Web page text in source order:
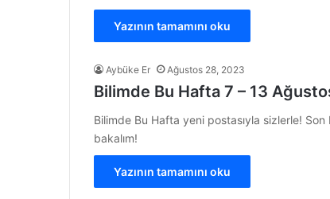
Yazının tamamını oku
Aybüke Er Ağustos 28, 2023
Bilimde Bu Hafta 7 – 13
Bilimde Bu Hafta yeni postasıyla sizlerle!
bakalım!
Yazının tamamını oku